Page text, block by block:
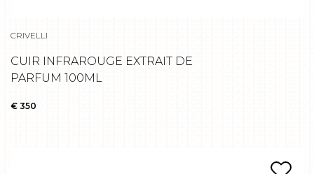
CRIVELLI
CUIR INFRAROUGE EXTRAIT DE
PARFUM 100ML
€ 350